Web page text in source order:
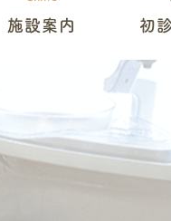
施設案内 初